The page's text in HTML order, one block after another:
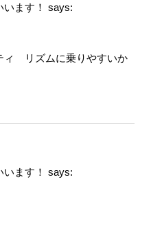
ます！
says:
ィ リズムに乗りやすいか
ます！
says: